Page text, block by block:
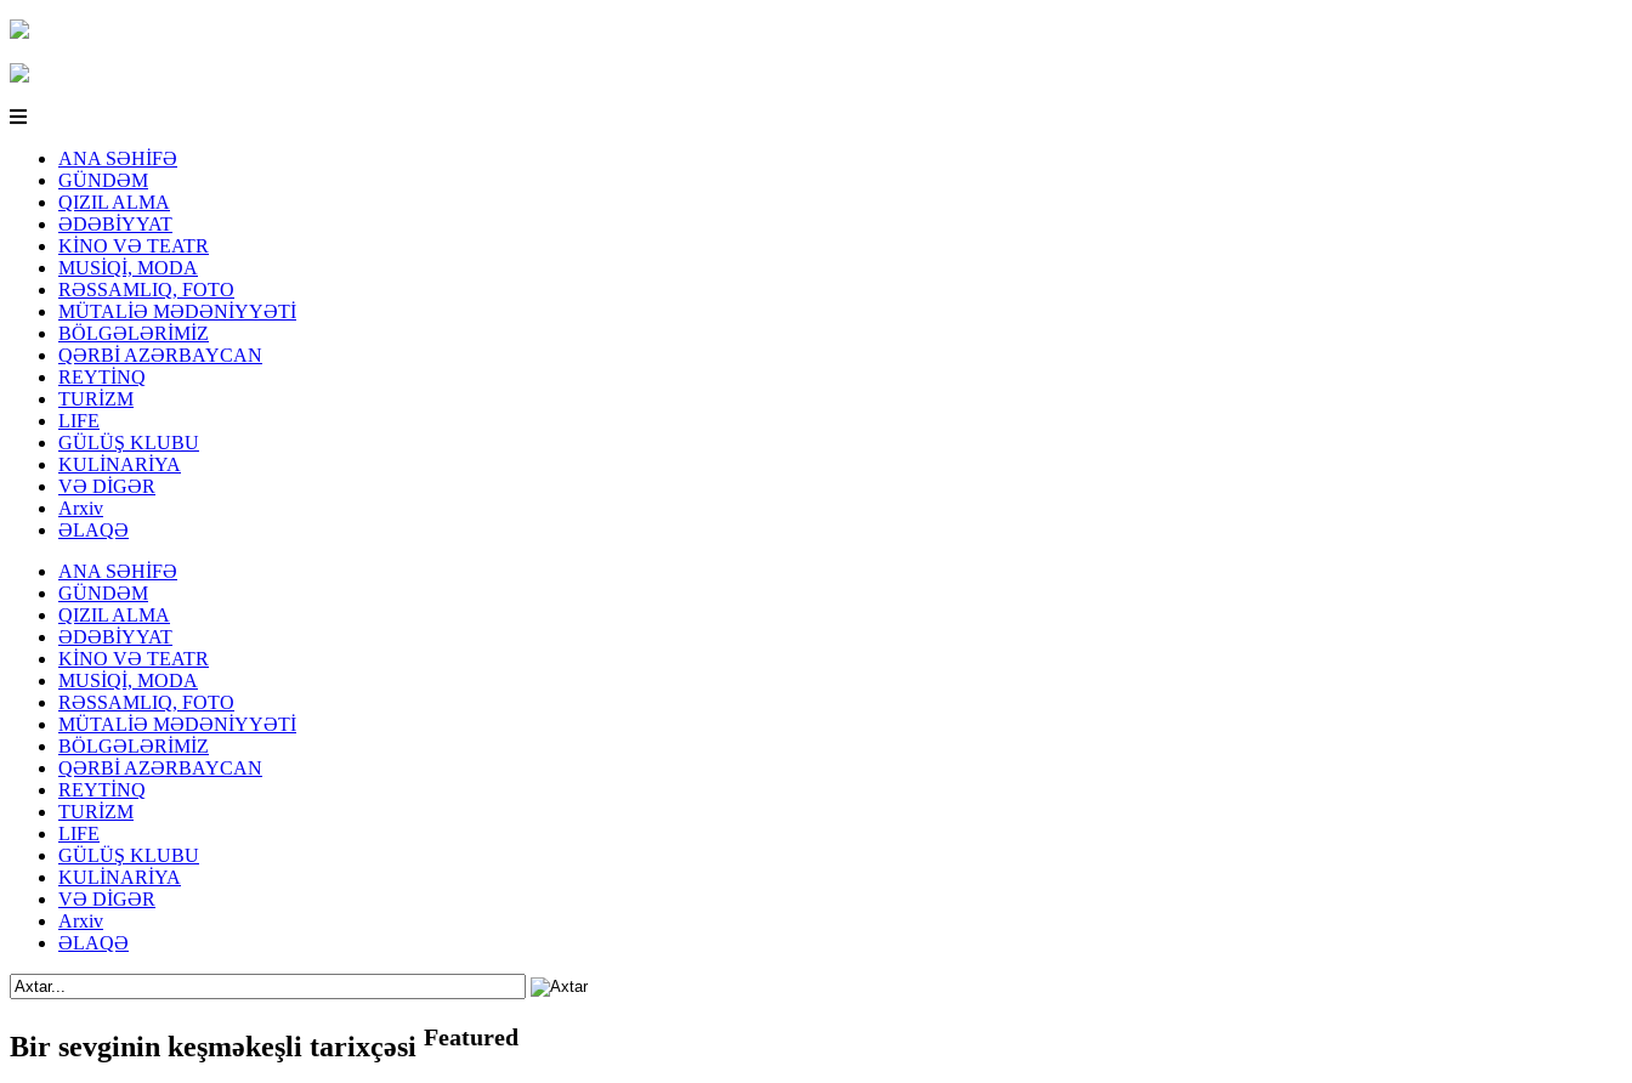
ANA SƏHİFƏ
GÜNDƏM
QIZIL ALMA
ƏDƏBİYYAT
KİNO VƏ TEATR
MUSİQİ, MODA
RƏSSAMLIQ, FOTO
MÜTALİƏ MƏDƏNİYYƏTİ
BÖLGƏLƏRİMİZ
QƏRBİ AZƏRBAYCAN
REYTİNQ
TURİZM
LIFE
GÜLÜŞ KLUBU
KULİNARİYA
VƏ DİGƏR
Arxiv
ƏLAQƏ
ANA SƏHİFƏ
GÜNDƏM
QIZIL ALMA
ƏDƏBİYYAT
KİNO VƏ TEATR
MUSİQİ, MODA
RƏSSAMLIQ, FOTO
MÜTALİƏ MƏDƏNİYYƏTİ
BÖLGƏLƏRİMİZ
QƏRBİ AZƏRBAYCAN
REYTİNQ
TURİZM
LIFE
GÜLÜŞ KLUBU
KULİNARİYA
VƏ DİGƏR
Arxiv
ƏLAQƏ
Bir sevginin keşməkeşli tarixçəsi Featured